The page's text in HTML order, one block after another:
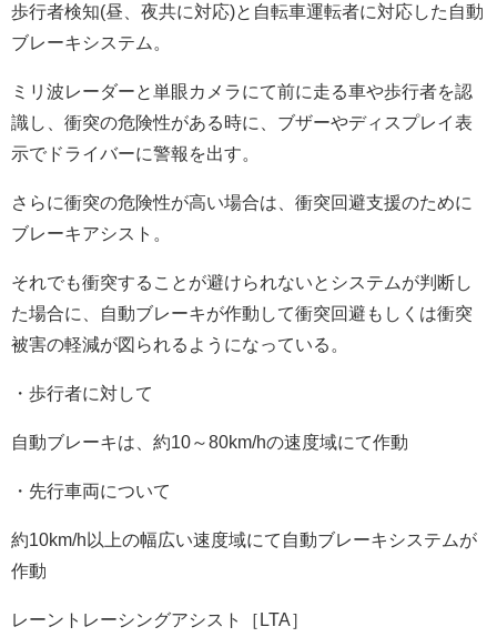
歩行者検知(昼、夜共に対応)と自転車運転者に対応した自動
ブレーキシステム。
ミリ波レーダーと単眼カメラにて前に走る車や歩行者を認
識し、衝突の危険性がある時に、ブザーやディスプレイ表
示でドライバーに警報を出す。
さらに衝突の危険性が高い場合は、衝突回避支援のために
ブレーキアシスト。
それでも衝突することが避けられないとシステムが判断し
た場合に、自動ブレーキが作動して衝突回避もしくは衝突
被害の軽減が図られるようになっている。
・歩行者に対して
自動ブレーキは、約10～80km/hの速度域にて作動
・先行車両について
約10km/h以上の幅広い速度域にて自動ブレーキシステムが
作動
レーントレーシングアシスト［LTA］